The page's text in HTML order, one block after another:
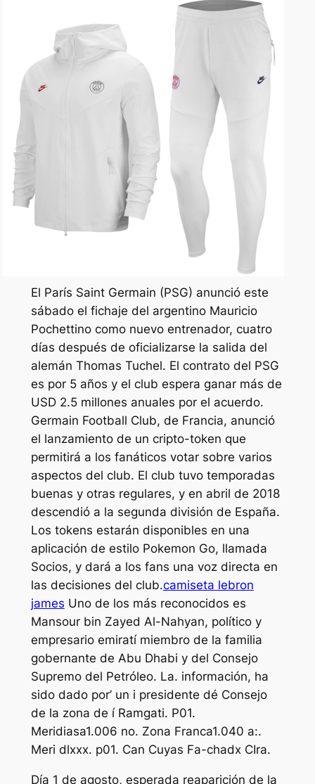
El París Saint Germain (PSG) anunció este
sábado el fichaje del argentino Mauricio
Pochettino como nuevo entrenador, cuatro
días después de oficializarse la salida del
alemán Thomas Tuchel. El contrato del PSG
es por 5 años y el club espera ganar más de
USD 2.5 millones anuales por el acuerdo.
Germain Football Club, de Francia, anunció
el lanzamiento de un cripto-token que
permitirá a los fanáticos votar sobre varios
aspectos del club. El club tuvo temporadas
buenas y otras regulares, y en abril de 2018
descendió a la segunda división de España.
Los tokens estarán disponibles en una
aplicación de estilo Pokemon Go, llamada
Socios, y dará a los fans una voz directa en
las decisiones del club.camiseta lebron
james Uno de los más reconocidos es
Mansour bin Zayed Al-Nahyan, político y
empresario emiratí miembro de la familia
gobernante de Abu Dhabi y del Consejo
Supremo del Petróleo. La. información, ha
sido dado por’ un i presidente dé Consejo
de la zona de í Ramgati. P01.
Meridiasa1.006 no. Zona Franca1.040 a:.
Meri dlxxx. p01. Can Cuyas Fa-chadx CIra.
Día 1 de agosto, esperada reaparición de la